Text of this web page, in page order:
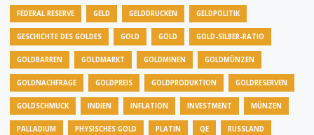
FEDERAL RESERVE GELD GELDDRUCKEN GELDPOLITIK
GESCHICHTE DES GOLDES GOLD GOLD GOLD-SILBER-RATIO
GOLDBARREN GOLDMARKT GOLDMINEN GOLDMÜNZEN
GOLDNACHFRAGE GOLDPREIS GOLDPRODUKTION GOLDRESERVEN
GOLDSCHMUCK INDIEN INFLATION INVESTMENT MÜNZEN
PALLADIUM PHYSISCHES GOLD PLATIN QE RUSSLAND